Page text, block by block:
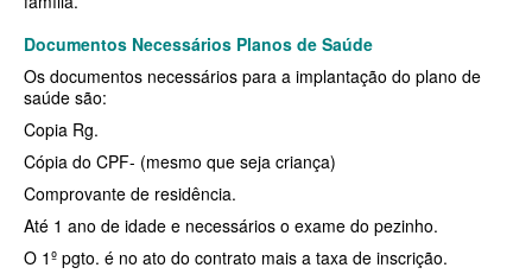
ÚNICA PLANO DE SAÚDE INDIVIDUAL
UNIHOSP PLANO DE SAÚDE INDIVIDUAL
UNIMED GUARULHOS PLANO DE SAÚDE INDIVIDUAL
PLANO DE SAÚDE FAMILIAR
BLUE MED PLANO DE SAÚDE FAMILIAR
BIOVIDA PLANO DE SAÚDE FAMILIAR
Documentos Necessários Planos de Saúde
Os documentos necessários para a implantação do plano de
saúde são:
Copia Rg.
Cópia do CPF- (mesmo que seja criança)
Comprovante de residência.
Até 1 ano de idade e necessários o exame do pezinho.
O 1º pgto. é no ato do contrato mais a taxa de inscrição.